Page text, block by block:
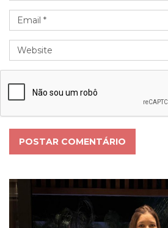
POSTAR COMENTÁRIO